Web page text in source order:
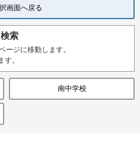
画面へ戻る
索
ジに移動します。
。
南中学校